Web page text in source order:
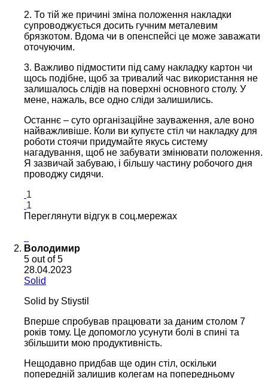
2. То тій же причині зміна положення накладки
супроводжується досить гучним металевим
брязкотом. Вдома чи в опенспейсі це може заважати
оточуючим.
3. Важливо підмостити під саму накладку картон чи
щось подібне, щоб за тривалий час використання не
залишалось слідів на поверхні основного столу. У
мене, нажаль, все одно сліди залишились.
Останнє – суто організаційне зауваження, але воно
найважливіше. Коли ви купуєте стіл чи накладку для
роботи стоячи придумайте якусь систему
нагадування, щоб не забувати змінювати положення.
Я зазвичай забуваю, і більшу частину робочого дня
проводжу сидячи.
1
1
Переглянути відгук в соц.мережах
Володимир
5 out of 5
28.04.2023
Solid
Solid by Stiystil
Вперше спробував працювати за даним столом 7
років тому. Це допомогло усунути болі в спині та
збільшити мою продуктивність.
Нещодавно придбав ще один стіл, оскільки
попередній залишив колегам на попередньому